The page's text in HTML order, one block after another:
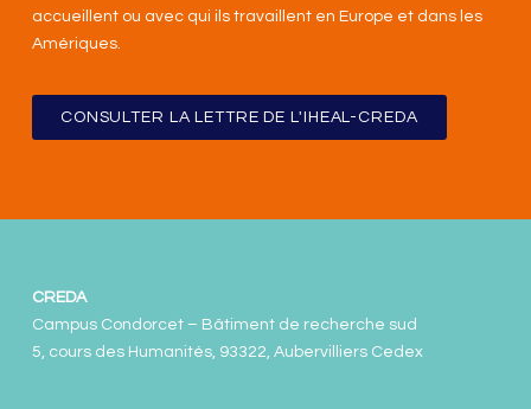
accueillent ou avec qui ils travaillent en Europe et dans les
Amériques.
CONSULTER LA LETTRE DE L'IHEAL-CREDA
CREDA
Campus Condorcet – Bâtiment de recherche sud
5, cours des Humanités, 93322, Aubervilliers Cedex